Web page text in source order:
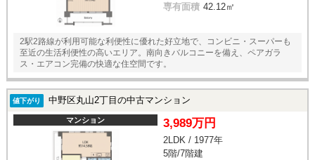
専有面積 42.12㎡
2駅2路線が利用可能な利便性に優れた好立地で、コンビニ・スーパーも
至近の生活利便性の高いエリア。南向きバルコニーを備え、ペアガラ
ス・エアコン完備の快適な住空間です。
値下がり 中野区丸山2丁目の中古マンション
マンション 3,989万円
2LDK / 1977年
5階/7階建